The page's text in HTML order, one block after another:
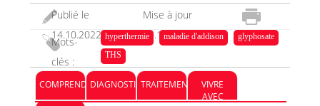
Publié le
14.10.2022
Mise à jour
14.10.2022
Mots-
clés :
hyperthermie maladie d'addison
glyphosate
THS
COMPRENDREDIAGNOSTICTRAITEMENT
VIVRE
AVEC